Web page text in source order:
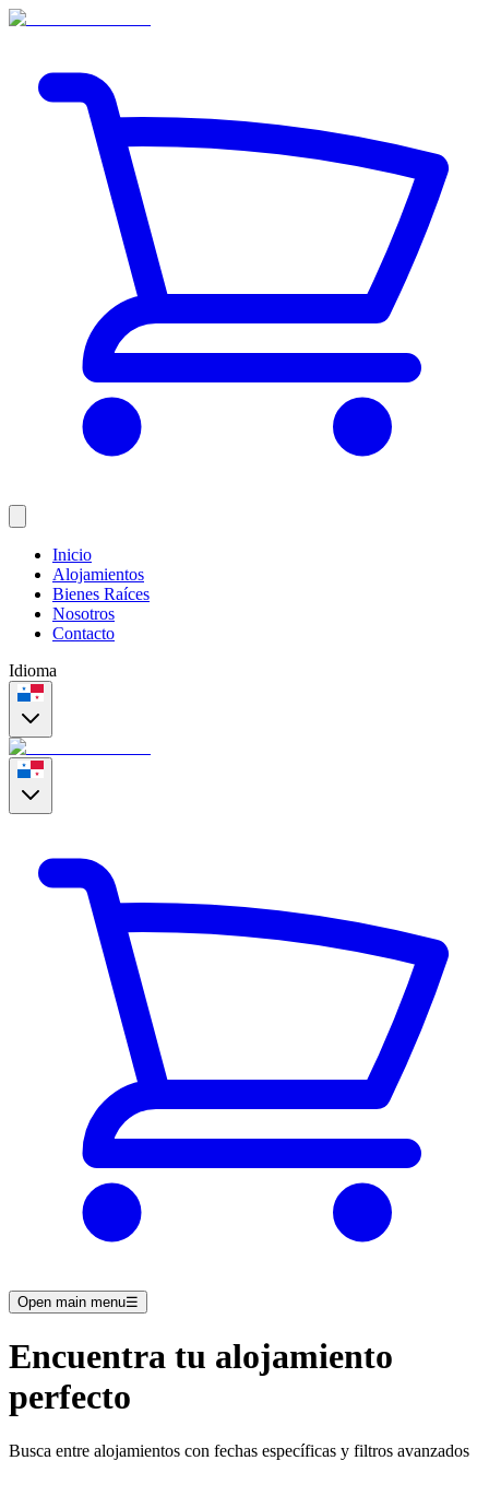
Inicio
Alojamientos
Bienes Raíces
Nosotros
Contacto
Idioma
Open main menu☰
Encuentra tu alojamiento
perfecto
Busca entre alojamientos con fechas específicas y filtros avanzados